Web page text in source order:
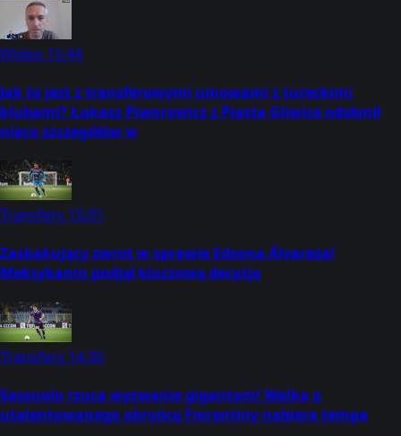
Wideo 15:44
Jak to jest z transferowymi umowami z tureckimi
klubami? Łukasz Piworowicz z Piasta Gliwice odsłonił
nieco szczegółów w
Transfery 15:01
Zaskakujący zwrot w sprawie Edsona Álvareza!
Meksykanin podjął kluczową decyzję
Transfery 14:30
Sassuolo rzuca wyzwanie gigantom! Walka o
utalentowanego obrońcę Fiorentiny nabiera tempa